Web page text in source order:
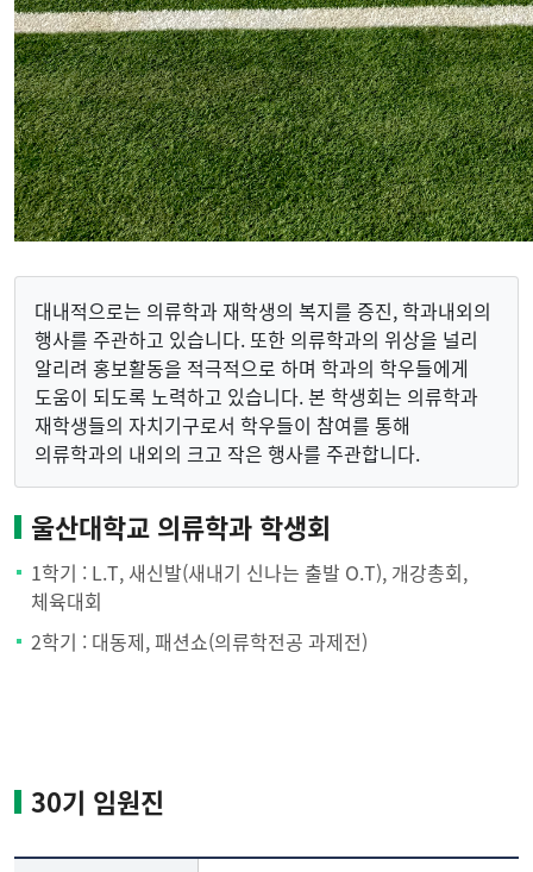
대내적으로는 의류학과 재학생의 복지를 증진, 학과내외의
행사를 주관하고 있습니다. 또한 의류학과의 위상을 널리
알리려 홍보활동을 적극적으로 하며 학과의 학우들에게
도움이 되도록 노력하고 있습니다. 본 학생회는 의류학과
재학생들의 자치기구로서 학우들이 참여를 통해
의류학과의 내외의 크고 작은 행사를 주관합니다.
울산대학교 의류학과 학생회
1학기 : L.T, 새신발(새내기 신나는 출발 O.T), 개강총회,
체육대회
2학기 : 대동제, 패션쇼(의류학전공 과제전)
30기 임원진